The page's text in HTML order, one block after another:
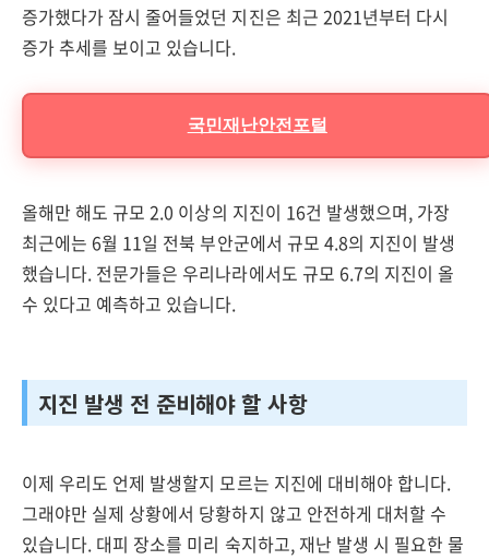
증가했다가 잠시 줄어들었던 지진은 최근 2021년부터 다시
증가 추세를 보이고 있습니다.
국민재난안전포털
올해만 해도 규모 2.0 이상의 지진이 16건 발생했으며, 가장
최근에는 6월 11일 전북 부안군에서 규모 4.8의 지진이 발생
했습니다. 전문가들은 우리나라에서도 규모 6.7의 지진이 올
수 있다고 예측하고 있습니다.
지진 발생 전 준비해야 할 사항
이제 우리도 언제 발생할지 모르는 지진에 대비해야 합니다.
그래야만 실제 상황에서 당황하지 않고 안전하게 대처할 수
있습니다. 대피 장소를 미리 숙지하고, 재난 발생 시 필요한 물